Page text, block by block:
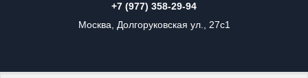
+7 (977) 358-29-94
Москва, Долгоруковская ул., 27с1